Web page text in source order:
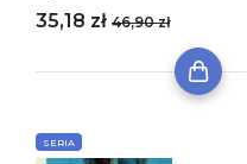
35,18 zł 46,90 zł
SERIA